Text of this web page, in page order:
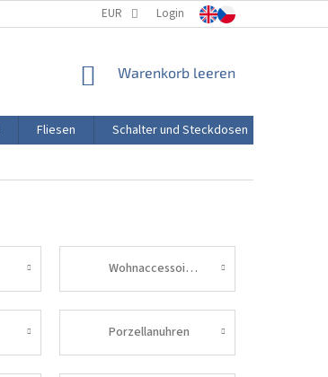
PORZELLANHERSTELLUNG TRANSPORT UND ZAHLUNG
EUR Login
WARENKORB
Warenkorb leeren
Fliesen Schalter und Steckdosen
Wohnaccessoires
Porzellanuhren